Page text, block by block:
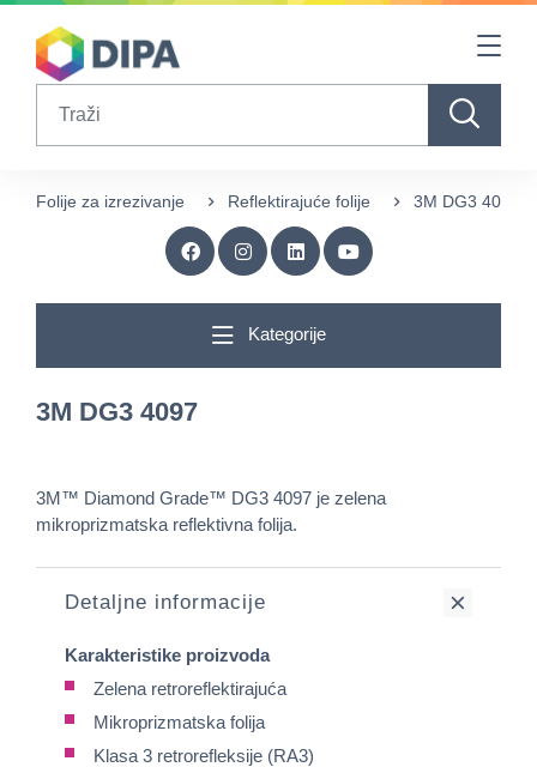
Table Of Content
Folije za izrezivanje Reflektirajuće folije 3M DG3 4097
Kategorije
3M DG3 4097
3M™ Diamond Grade™ DG3 4097 je zelena
mikroprizmatska reflektivna folija.
Detaljne informacije
Karakteristike proizvoda
Zelena retroreflektirajuća
Mikroprizmatska folija
Klasa 3 retrorefleksije (RA3)